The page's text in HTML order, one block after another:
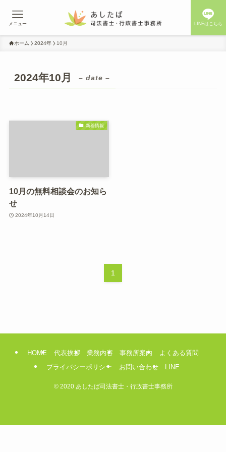
LINEはこちら
メニュー
ホーム 2024年 10月
2024年10月 – date –
新着情報
10月の無料相談会のお知ら
せ
2024年10月14日
1
HOME 代表挨拶 業務内容 事務所案内
よくある質問
プライバシーポリシー
お問い合わせ LINE
©2020 あしたば司法書士・行政書士事務所